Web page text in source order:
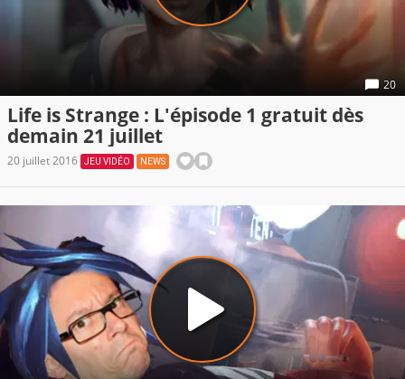
20
Life is Strange : L'épisode 1 gratuit dès
demain 21 juillet
20 juillet 2016 JEU VIDÉO NEWS